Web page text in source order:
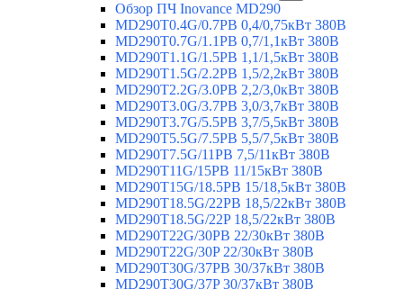
Обзор ПЧ Inovance MD290
MD290T0.4G/0.7PB 0,4/0,75кВт 380В
MD290T0.7G/1.1PB 0,7/1,1кВт 380В
MD290T1.1G/1.5PB 1,1/1,5кВт 380В
MD290T1.5G/2.2PB 1,5/2,2кВт 380В
MD290T2.2G/3.0PB 2,2/3,0кВт 380В
MD290T3.0G/3.7PB 3,0/3,7кВт 380В
MD290T3.7G/5.5PB 3,7/5,5кВт 380В
MD290T5.5G/7.5PB 5,5/7,5кВт 380В
MD290T7.5G/11PB 7,5/11кВт 380В
MD290T11G/15PB 11/15кВт 380В
MD290T15G/18.5PB 15/18,5кВт 380В
MD290T18.5G/22PB 18,5/22кВт 380В
MD290T18.5G/22P 18,5/22кВт 380В
MD290T22G/30PB 22/30кВт 380В
MD290T22G/30P 22/30кВт 380В
MD290T30G/37PB 30/37кВт 380В
MD290T30G/37P 30/37кВт 380В